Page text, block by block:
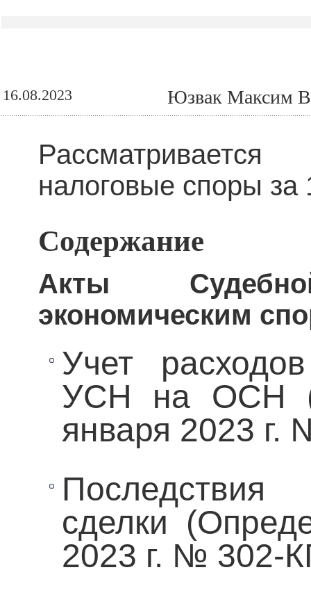
16.08.2023 Юзвак Максим
налоговые споры за
Содержание
Акты
экономическим
Учет
УСН на ОСН
января 2023
Последствия
сделки
2023 г. № 302-